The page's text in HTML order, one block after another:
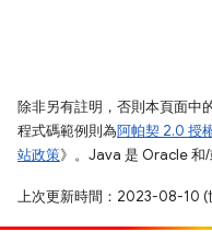
除非另有註明，否則本頁面中
程式碼範例則為阿帕契 2.0 授
站政策》。Java 是 Oracle 和/
上次更新時間：2023-08-10 (